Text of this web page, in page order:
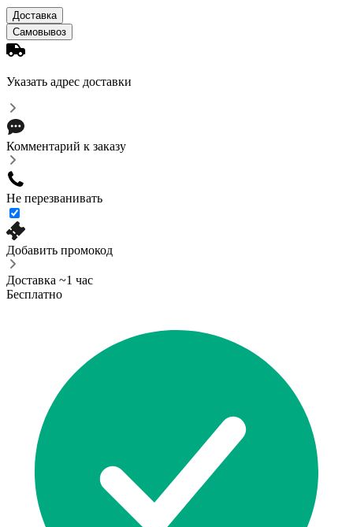
Доставка
Самовывоз
Указать адрес доставки
Комментарий к заказу
Не перезванивать
Добавить промокод
Доставка ~1 час
Бесплатно